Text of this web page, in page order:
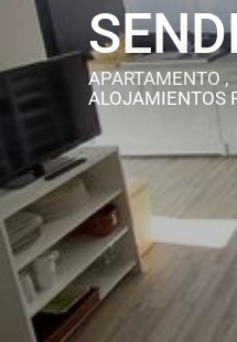
APARTAMENTO
ALOJAMIENTOS